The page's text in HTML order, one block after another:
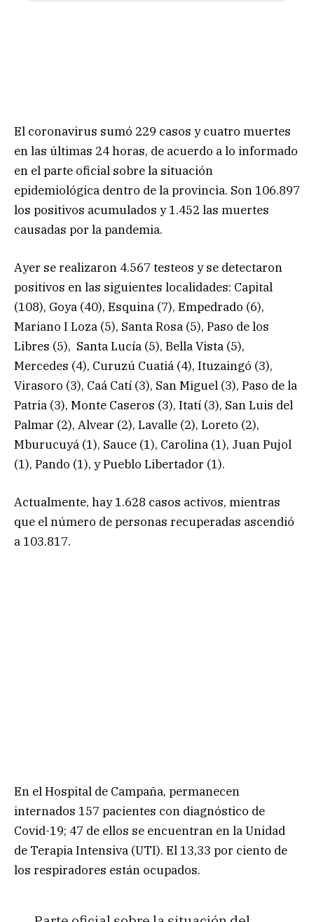
El coronavirus sumó 229 casos y cuatro muertes
en las últimas 24 horas, de acuerdo a lo informado
en el parte oficial sobre la situación
epidemiológica dentro de la provincia. Son 106.897
los positivos acumulados y 1.452 las muertes
causadas por la pandemia.
Ayer se realizaron 4.567 testeos y se detectaron
positivos en las siguientes localidades: Capital
(108), Goya (40), Esquina (7), Empedrado (6),
Mariano I Loza (5), Santa Rosa (5), Paso de los
Libres (5), Santa Lucía (5), Bella Vista (5),
Mercedes (4), Curuzú Cuatiá (4), Ituzaingó (3),
Virasoro (3), Caá Catí (3), San Miguel (3), Paso de la
Patria (3), Monte Caseros (3), Itatí (3), San Luis del
Palmar (2), Alvear (2), Lavalle (2), Loreto (2),
Mburucuyá (1), Sauce (1), Carolina (1), Juan Pujol
(1), Pando (1), y Pueblo Libertador (1).
Actualmente, hay 1.628 casos activos, mientras
que el número de personas recuperadas ascendió
a 103.817.
En el Hospital de Campaña, permanecen
internados 157 pacientes con diagnóstico de
Covid-19; 47 de ellos se encuentran en la Unidad
de Terapia Intensiva (UTI). El 13,33 por ciento de
los respiradores están ocupados.